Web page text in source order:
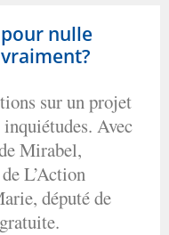
nulle
sur un projet
Avec
Mirabel,
L’Action
député de